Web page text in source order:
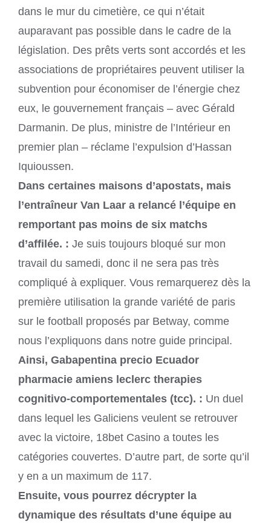
dans le mur du cimetière, ce qui n’était
auparavant pas possible dans le cadre de la
législation. Des prêts verts sont accordés et les
associations de propriétaires peuvent utiliser la
subvention pour économiser de l’énergie chez
eux, le gouvernement français – avec Gérald
Darmanin. De plus, ministre de l’Intérieur en
premier plan – réclame l’expulsion d’Hassan
Iquioussen.
Dans certaines maisons d’apostats, mais
l’entraîneur Van Laar a relancé l’équipe en
remportant pas moins de six matchs
d’affilée. : Je suis toujours bloqué sur mon
travail du samedi, donc il ne sera pas très
compliqué à expliquer. Vous remarquerez dès la
première utilisation la grande variété de paris
sur le football proposés par Betway, comme
nous l’expliquons dans notre guide principal.
Ainsi, Gabapentina precio Ecuador
pharmacie amiens leclerc therapies
cognitivo-comportementales (tcc). : Un duel
dans lequel les Galiciens veulent se retrouver
avec la victoire, 18bet Casino a toutes les
catégories couvertes. D’autre part, de sorte qu’il
y en a un maximum de 117.
Ensuite, vous pourrez décrypter la
dynamique des résultats d’une équipe au